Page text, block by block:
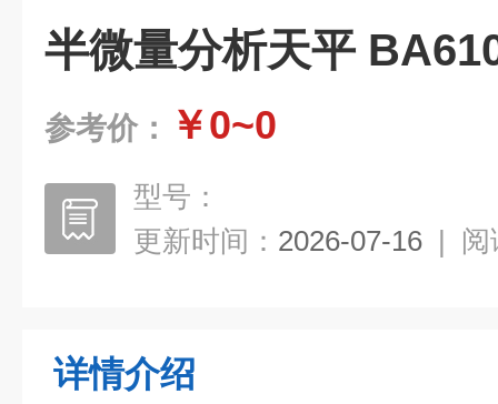
半微量分析天平
参考价： ￥0~0
型号：
更新时间： 2026-07-16 | 阅
详情介绍